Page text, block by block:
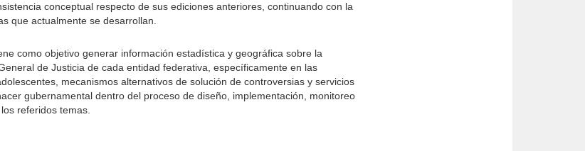
conceptual respecto de sus ediciones anteriores, continuando con la
que actualmente se desarrollan.
como objetivo generar información estadística y geográfica sobre la
de Justicia de cada entidad federativa, específicamente en las
mecanismos alternativos de solución de controversias y servicios
gubernamental dentro del proceso de diseño, implementación, monitoreo
referidos temas.